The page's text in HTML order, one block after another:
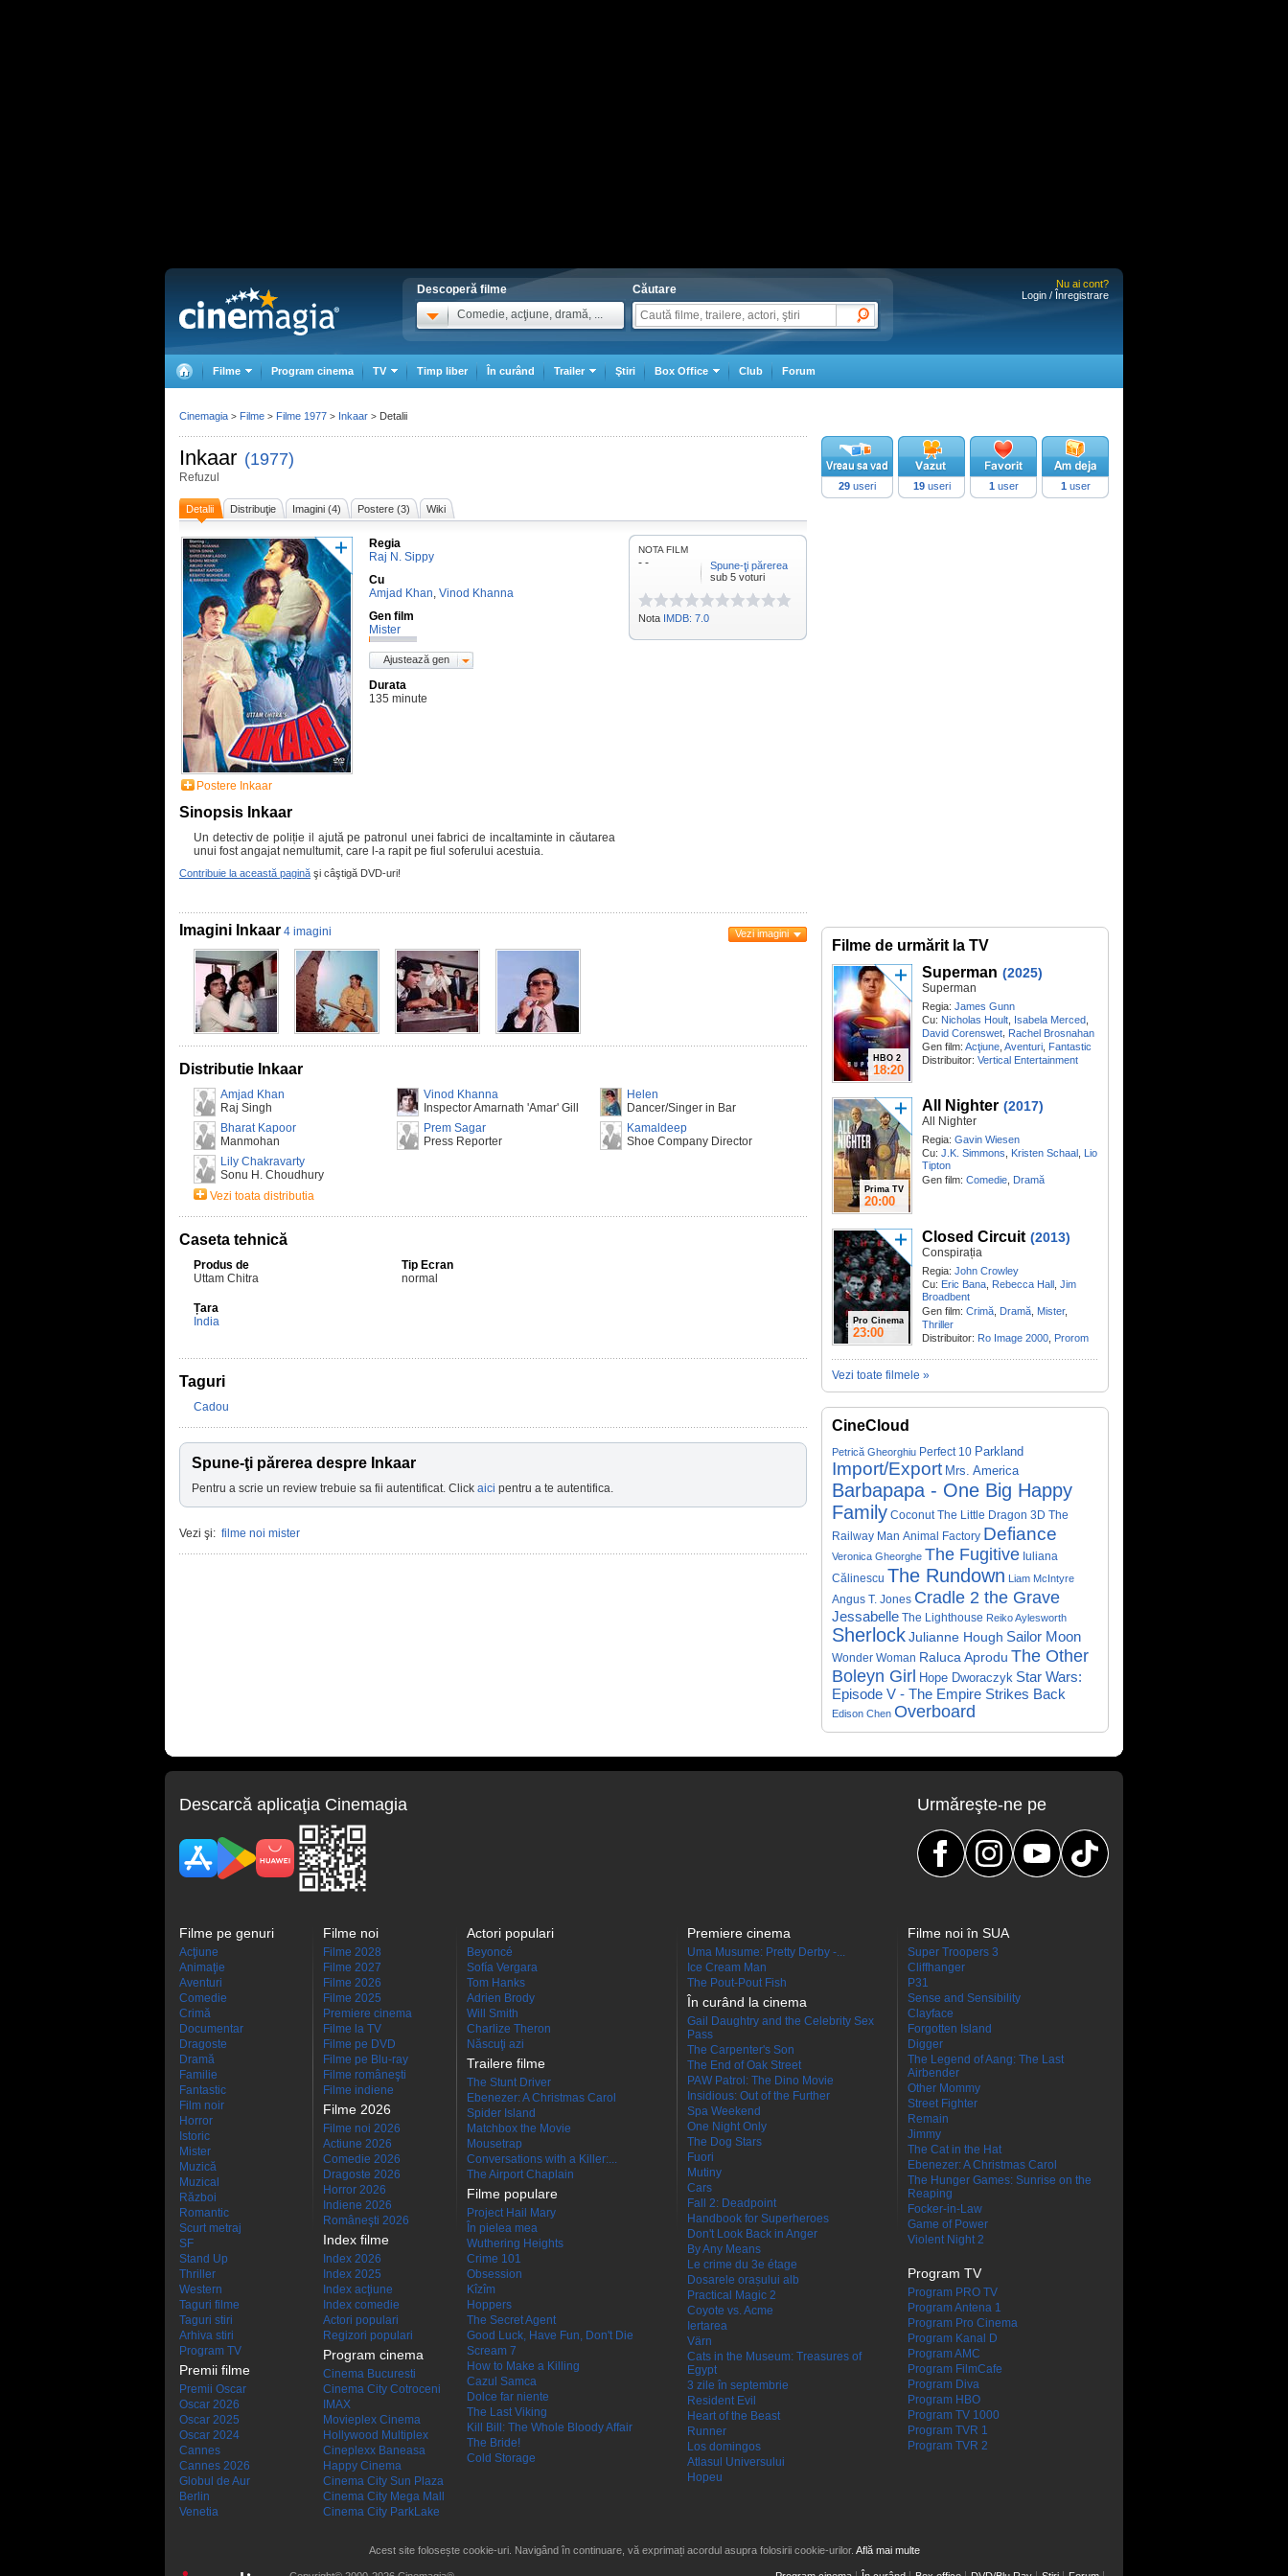
Descoperă filme
Comedie, acţiune, dramă, ...
Căutare
Nu ai cont?
Login / Înregistrare
Filme Program cinema TV Timp liber În curând Trailer Ştiri Box Office Club Forum
Inkaar (1977)
Refuzul
Detalii Distribuţie Imagini (4) Postere (3) Wiki
Postere Inkaar
Regia
Raj N. Sippy
Cu
Amjad Khan, Vinod Khanna
Gen film
Mister
Ajustează gen
Durata
135 minute
Sinopsis Inkaar
Un detectiv de poliție il ajutăpe patronul unei fabrici de incaltaminte in căutarea
unui fost angajat nemultumit, care l-a rapit pe fiul soferului acestuia.
Contribuie la această pagină şi câştigă DVD-uri!
NOTA FILM
- -
Spune-ţi părerea
sub 5 voturi
Nota IMDB: 7.0
29 useri 19useri 1 user 1 user
Imagini Inkaar 4 imagini Vezi imagini
Distributie Inkaar
Amjad Khan
Raj Singh
Vinod Khanna
Inspector Amarnath 'Amar' Gill
Helen
Dancer/Singer in Bar
Bharat Kapoor
Manmohan
Prem Sagar
Press Reporter
Kamaldeep
Shoe Company Director
Lily Chakravarty
Sonu H. Choudhury
Vezi toata distributia
Caseta tehnică
Produs de
Uttam Chitra
Tip Ecran
normal
Țara
India
Taguri
Cadou
Spune-ţi părerea despre Inkaar
Pentru a scrie un review trebuie sa fii autentificat. Click aici pentru a te autentifica.
Vezi şi: filme noi mister
Filme de urmărit la TV
HBO 2
18:20
Superman (2025)
Superman
Regia: James Gunn
Cu: Nicholas Hoult Isabela Merced
David Corenswet, Rachel Brosnahan
Gen film: Acţiune Aventuri Fantastic
Distribuitor: Vertical Entertainment
Prima TV
20:00
All Nighter (2017)
All Nighter
Regia: Gavin Wiesen
Cu: J.K. Simmons Kristen Schaal Lio
Tipton
Gen film: Comedie Dramă
Pro Cinema
23:00
Closed Circuit (2013)
Conspirația
Regia: John Crowley
Cu: Eric Bana Rebecca Hall Jim
Broadbent
Gen film: Crimă Dramă Mister,
Thriller
Distribuitor: Ro Image 2000 Prorom
Vezi toate filmele »
CineCloud
Petrică Gheorghiu Perfect 10 Parkland
Import/Export Mrs. America
Barbapapa - One Big Happy
Family Coconut The Little Dragon 3D The
Railway Man Animal Factory Defiance
Veronica Gheorghe The Fugitive Iuliana
Călinescu The Rundown Liam McIntyre
Angus T. Jones Cradle 2 the Grave
Jessabelle The Lighthouse Reiko Aylesworth
SherlockJulianne Hough Sailor Moon
Wonder Woman Raluca Aprodu The Other
Boleyn Girl Hope Dworaczyk Star Wars:
Episode V - The Empire Strikes Back
Edison Chen Overboard
Cinemagia > Filme > Filme 1977 > Inkaar > Detalii
Descarcă aplicaţia Cinemagia Urmăreşte-ne pe
Filme pe genuri
Acţiune
Animaţie
Aventuri
Comedie
Crimă
Documentar
Dragoste
Dramă
Familie
Fantastic
Film noir
Horror
Istoric
Mister
Muzică
Muzical
Război
Romantic
Scurt metraj
SF
Stand Up
Thriller
Western
Taguri filme
Taguri stiri
Arhiva stiri
Program TV
Premii filme
Premii Oscar
Oscar 2026
Oscar 2025
Oscar 2024
Cannes
Cannes 2026
Globul de Aur
Berlin
Venetia
Filme noi
Filme 2028
Filme 2027
Filme 2026
Filme 2025
Premiere cinema
Filme la TV
Filme pe DVD
Filme pe Blu-ray
Filme româneşti
Filme indiene
Filme 2026
Filme noi 2026
Actiune 2026
Comedie 2026
Dragoste 2026
Horror 2026
Indiene 2026
Româneşti 2026
Index filme
Index 2026
Index 2025
Index acţiune
Index comedie
Actori populari
Regizori populari
Program cinema
Cinema Bucuresti
Cinema City Cotroceni
IMAX
Movieplex Cinema
Hollywood Multiplex
Cineplexx Baneasa
Happy Cinema
Cinema City Sun Plaza
Cinema City Mega Mall
Cinema City ParkLake
Actori populari
Beyoncé
Sofía Vergara
Tom Hanks
Adrien Brody
Will Smith
Charlize Theron
Născuţi azi
Trailere filme
The Stunt Driver
Ebenezer: A Christmas Carol
Spider Island
Matchbox the Movie
Mousetrap
Conversations with a Killer:...
The Airport Chaplain
Filme populare
Project Hail Mary
În pielea mea
Wuthering Heights
Crime 101
Obsession
Kîzîm
Hoppers
The Secret Agent
Good Luck, Have Fun, Don't Die
Scream 7
How to Make a Killing
Cazul Samca
Dolce far niente
The Last Viking
Kill Bill: The Whole Bloody Affair
The Bride!
Cold Storage
Premiere cinema
Uma Musume: Pretty Derby -...
Ice Cream Man
The Pout-Pout Fish
În curând la cinema
Gail Daughtry and the Celebrity Sex
Pass
The Carpenter's Son
The End of Oak Street
PAW Patrol: The Dino Movie
Insidious: Out of the Further
Spa Weekend
One Night Only
The Dog Stars
Fuori
Mutiny
Cars
Fall 2: Deadpoint
Handbook for Superheroes
Don't Look Back in Anger
By Any Means
Le crime du 3e étage
Dosarele orașului alb
Practical Magic 2
Coyote vs. Acme
Iertarea
Värn
Cats in the Museum: Treasures of
Egypt
3 zile în septembrie
Resident Evil
Heart of the Beast
Runner
Los domingos
Atlasul Universului
Hopeu
Filme noi în SUA
Super Troopers 3
Cliffhanger
P31
Sense and Sensibility
Clayface
Forgotten Island
Digger
The Legend of Aang: The Last
Airbender
Other Mommy
Street Fighter
Remain
Jimmy
The Cat in the Hat
Ebenezer: A Christmas Carol
The Hunger Games: Sunrise on the
Reaping
Focker-in-Law
Game of Power
Violent Night 2
Program TV
Program PRO TV
Program Antena 1
Program Pro Cinema
Program Kanal D
Program AMC
Program FilmCafe
Program Diva
Program HBO
Program TV 1000
Program TVR 1
Program TVR 2
Acest site folosește cookie-uri. Navigând în continuare, vă exprimați acordul asupra folosirii cookie-urilor. Află mai multe